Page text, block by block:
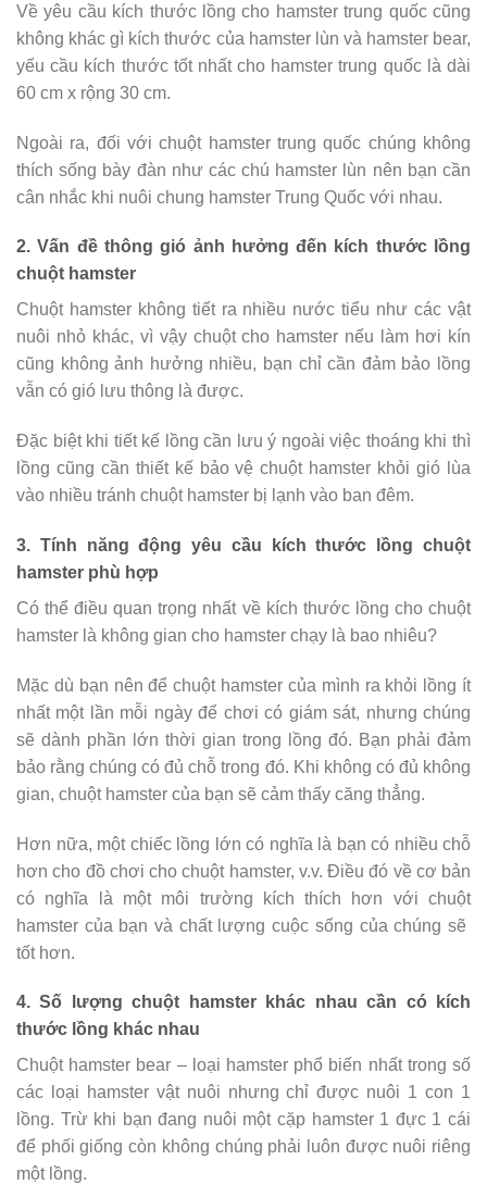
Về yêu cầu kích thước lồng cho hamster trung quốc cũng
không khác gì kích thước của hamster lùn và hamster bear,
yếu cầu kích thước tốt nhất cho hamster trung quốc là dài
60 cm x rộng 30 cm.
Ngoài ra, đối với chuột hamster trung quốc chúng không
thích sống bày đàn như các chú hamster lùn nên bạn cần
cân nhắc khi nuôi chung hamster Trung Quốc với nhau.
2. Vấn đề thông gió ảnh hưởng đến kích thước lồng
chuột hamster
Chuột hamster không tiết ra nhiều nước tiểu như các vật
nuôi nhỏ khác, vì vậy chuột cho hamster nếu làm hơi kín
cũng không ảnh hưởng nhiều, bạn chỉ cần đảm bảo lồng
vẫn có gió lưu thông là được.
Đặc biệt khi tiết kế lồng cần lưu ý ngoài việc thoáng khi thì
lồng cũng cần thiết kế bảo vệ chuột hamster khỏi gió lùa
vào nhiều tránh chuột hamster bị lạnh vào ban đêm.
3. Tính năng động yêu cầu kích thước lồng chuột
hamster phù hợp
Có thể điều quan trọng nhất về kích thước lồng cho chuột
hamster là không gian cho hamster chạy là bao nhiêu?
Mặc dù bạn nên để chuột hamster của mình ra khỏi lồng ít
nhất một lần mỗi ngày để chơi có giám sát, nhưng chúng
sẽ dành phần lớn thời gian trong lồng đó. Bạn phải đảm
bảo rằng chúng có đủ chỗ trong đó. Khi không có đủ không
gian, chuột hamster của bạn sẽ cảm thấy căng thẳng.
Hơn nữa, một chiếc lồng lớn có nghĩa là bạn có nhiều chỗ
hơn cho đồ chơi cho chuột hamster, v.v. Điều đó về cơ bản
có nghĩa là một môi trường kích thích hơn với chuột
hamster của bạn và chất lượng cuộc sống của chúng sẽ
tốt hơn.
4. Số lượng chuột hamster khác nhau cần có kích
thước lồng khác nhau
Chuột hamster bear – loại hamster phổ biến nhất trong số
các loại hamster vật nuôi nhưng chỉ được nuôi 1 con 1
lồng. Trừ khi bạn đang nuôi một cặp hamster 1 đực 1 cái
để phối giống còn không chúng phải luôn được nuôi riêng
một lồng.